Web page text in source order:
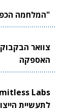
"המלחמה הכפילה פי 5 את שוק
האספקה
לתעשיית